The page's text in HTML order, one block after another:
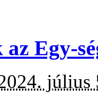
Egy-
július